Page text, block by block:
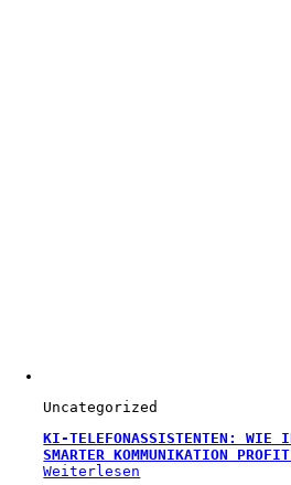
Uncategorized
KI-TELEFONASSISTENTEN: WIE
SMARTER KOMMUNIKATION
Weiterlesen